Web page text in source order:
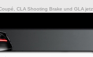
CLA Shooting Brake und GLA